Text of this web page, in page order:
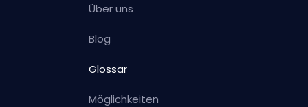
Über uns
Blog
Glossar
Möglichkeiten